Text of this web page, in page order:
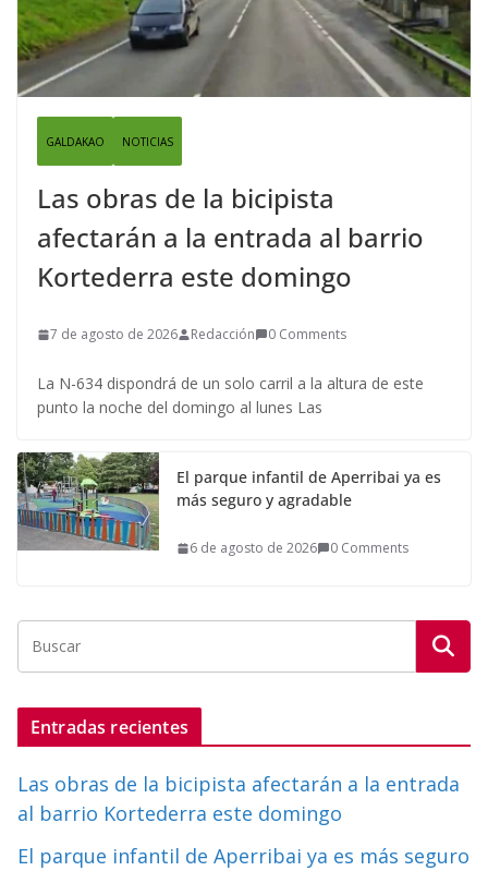
GALDAKAO NOTICIAS
Las obras de la bicipista
afectarán a la entrada al barrio
Kortederra este domingo
7 de agosto de 2026 Redacción 0 Comments
La N-634 dispondrá de un solo carril a la altura de este
punto la noche del domingo al lunes Las
El parque infantil de Aperribai ya es
más seguro y agradable
6 de agosto de 2026 0 Comments
Entradas recientes
Las obras de la bicipista afectarán a la entrada
al barrio Kortederra este domingo
El parque infantil de Aperribai ya es más seguro